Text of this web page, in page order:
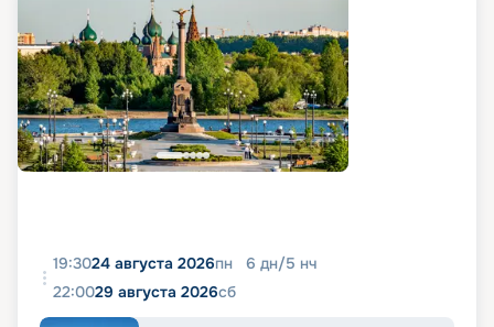
19:3024 августа 2026пн 6 дн/5 нч
22:0029 августа 2026сб